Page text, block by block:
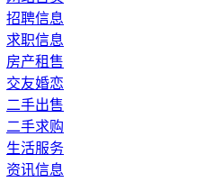
招聘信息
求职信息
房产租售
交友婚恋
二手出售
二手求购
生活服务
资讯信息